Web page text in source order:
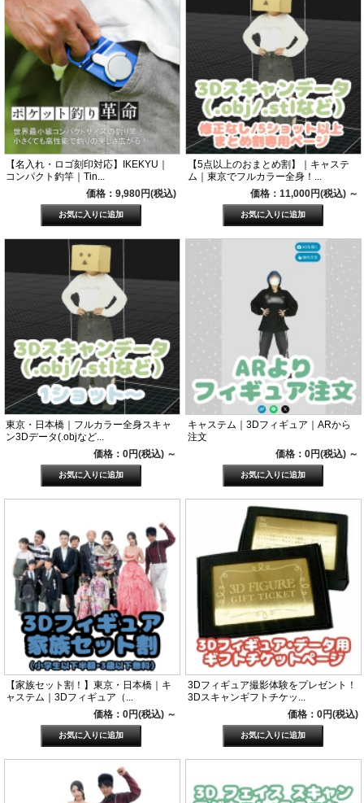
【名入れ・ロゴ刻印対応】IKEKYU｜
コンパクト釣竿｜Tin...
価格：9,980円(税込)
【5点以上のおまとめ割】｜キャステ
ム｜東京でフルカラー全身！...
価格：11,000円(税込) ～
東京・日本橋｜フルカラー全身スキャ
ン3Dデータ(.objなど...
価格：0円(税込) ～
キャステム｜3Dフィギュア｜ARから
注文
価格：0円(税込) ～
【家族セット割！】東京・日本橋｜キ
ャステム｜3Dフィギュア（...
価格：0円(税込) ～
3Dフィギュア撮影体験をプレゼント！
3Dスキャンギフトチケッ...
価格：0円(税込)